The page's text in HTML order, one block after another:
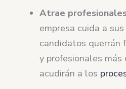
Atrae
empresa cuida a
candidatos querrán
y profesionales más
acudirán a los